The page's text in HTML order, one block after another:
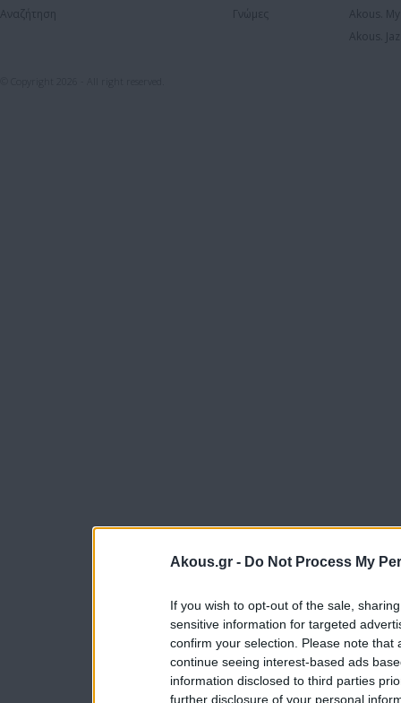
Akous.gr - Do Not Process My
If you wish to opt-out of the sale,
sensitive information for targeted
confirm your selection. Please note
continue seeing interest-based ads
information disclosed to third parties
further disclosure of your personal
Αναζήτηση
Γνώμες
Akous.
Akous.